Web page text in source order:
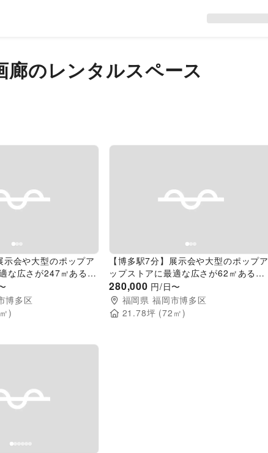
のレンタルスペース
示会や大型のポップア
な広さが247㎡あるレ
博多区
㎡)
Previous slide
【博多駅7分】展示会や大型のポップア
ップストアに最適な広さが62㎡あるレ
ンタルスペース
280,000 円/日〜
福岡県 福岡市博多区
21.78坪 (72 ㎡)